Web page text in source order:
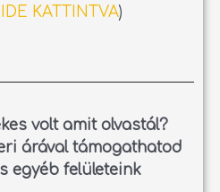
IDE KATTINTVA)
volt amit olvastál?
árával támogathatod
egyéb felületeink